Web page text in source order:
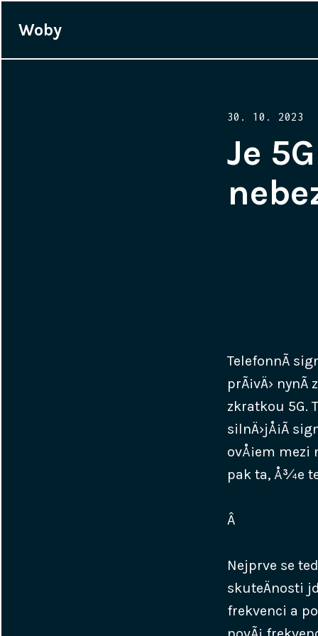
Woby
Posted
30. 10. 2023
Je
TelefonnÃ­
prÃ¡vÄ›
zkratkou 5G.
silnÄ›jÅ¡Ã­
ovÅ¡em mezi
pak ta, Å¾e
Â
Nejprve se
skuteÄnosti
frekvenci a